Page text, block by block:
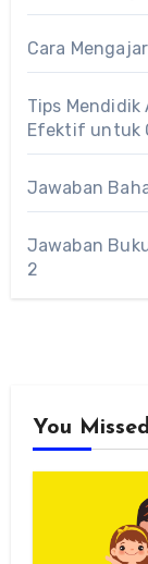
Cara
Tips Mendidik
Efektif untuk
Jawaban
Jawaban
2
You Missed